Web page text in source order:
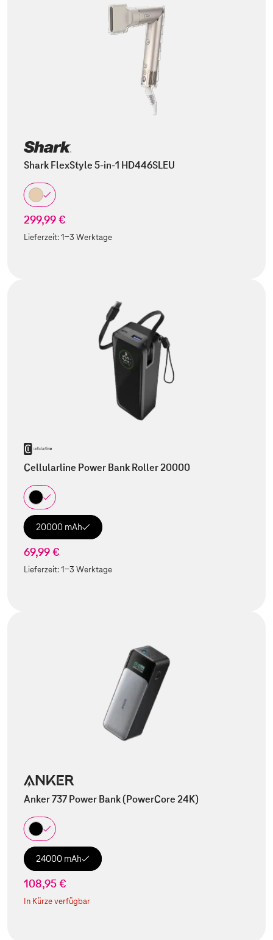
Shark FlexStyle 5-in-1 HD446SLEU
299,99 €
Lieferzeit:1-3 Werktage
Cellularline Power Bank Roller 20000
20000 mAh
69,99 €
Lieferzeit:1-3 Werktage
Anker 737 Power Bank (PowerCore 24K)
24000 mAh
108,95 €
In Kürze verfügbar